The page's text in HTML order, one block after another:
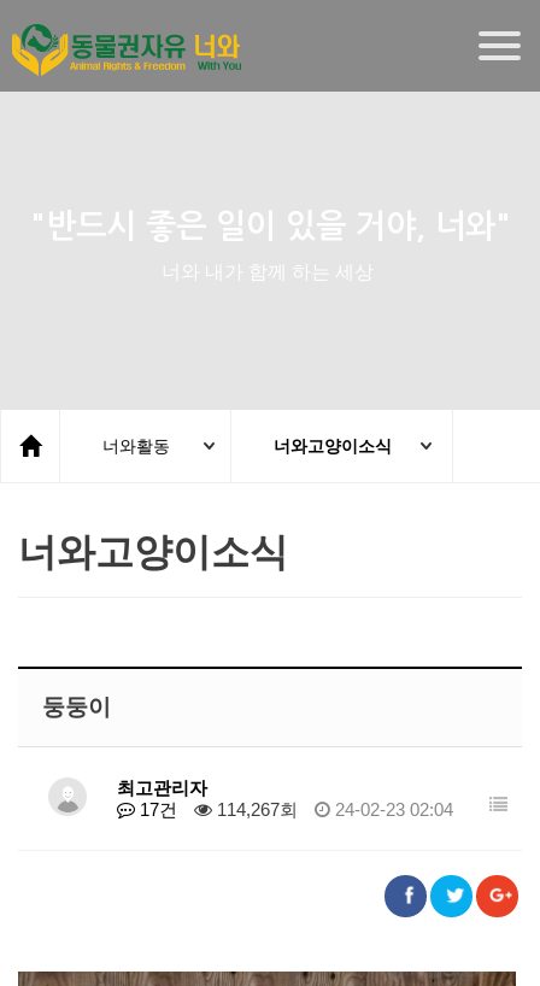
"반드시 좋은 일이 있을 거야, 너와"
너와 내가 함께 하는 세상
너와활동 너와고양이소식
너와고양이소식
둥둥이
최고관리자
17건
114,267회 24-02-23 02:04